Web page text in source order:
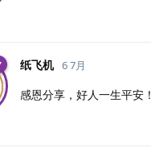
纸飞机 6 7月
感恩分享，好人一生平安！